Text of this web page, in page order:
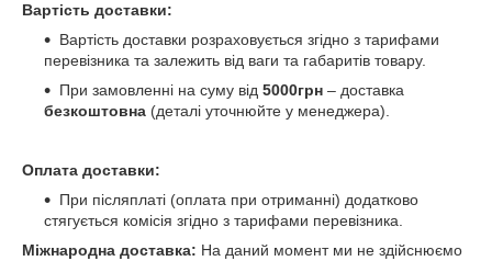
Вартість доставки:
Вартість доставки розраховується згідно з тарифами
перевізника та залежить від ваги та габаритів товару.
При замовленні на суму від 5000грн – доставка
безкоштовна (деталі уточнюйте у менеджера).
Оплата доставки:
При післяплаті (оплата при отриманні) додатково
стягується комісія згідно з тарифами перевізника.
Міжнародна доставка: На даний момент ми не здійснюємо